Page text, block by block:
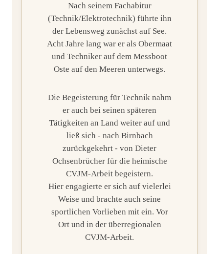
Nach seinem Fachabitur
(Technik/Elektrotechnik) führte ihn
der Lebensweg zunächst auf See.
Acht Jahre lang war er als Obermaat
und Techniker auf dem Messboot
Oste auf den Meeren unterwegs.
Die Begeisterung für Technik nahm
er auch bei seinen späteren
Tätigkeiten an Land weiter auf und
ließ sich - nach Birnbach
zurückgekehrt - von Dieter
Ochsenbrücher für die heimische
CVJM-Arbeit begeistern.
Hier engagierte er sich auf vielerlei
Weise und brachte auch seine
sportlichen Vorlieben mit ein. Vor
Ort und in der überregionalen
CVJM-Arbeit.